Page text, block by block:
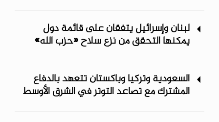
لبنان وإسرائيل يتفقان على قائمة دول
يمكنها التحقق من نزع سلاح «حزب الله»
السعودية وتركيا وباكستان تتعهد بالدفاع
المشترك مع تصاعد التوتر في الشرق الأوسط